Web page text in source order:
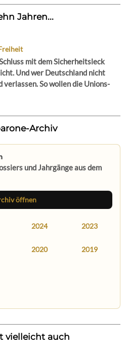
Jahren...
mit dem Sicherheitsleck
Und wer Deutschland nicht
verlassen. So wollen die Unions-
Archiv
und Jahrgänge aus dem
öffnen
2024 2023
2020 2019
vielleicht auch